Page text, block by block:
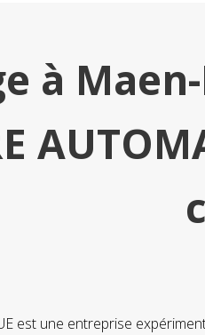
à
est une entreprise